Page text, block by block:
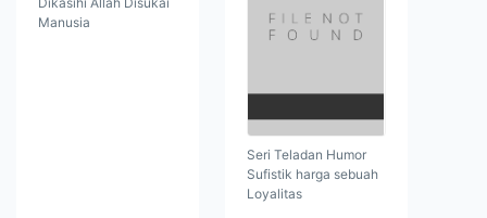
Manusia
Seri Teladan Humor
Sufistik harga sebuah
Loyalitas